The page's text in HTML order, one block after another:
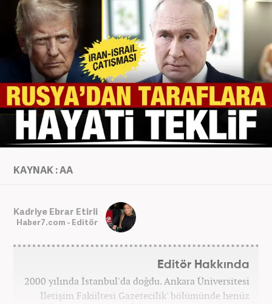
KAYNAK : AA
Kadriye Ebrar Etirli
Haber7.com - Editör
Editör Hakkında
2000 yılında İstanbul'da doğdu. Ankara Üniversitesi
İletişim Fakültesi Gazetecilik' bölümünde henüz